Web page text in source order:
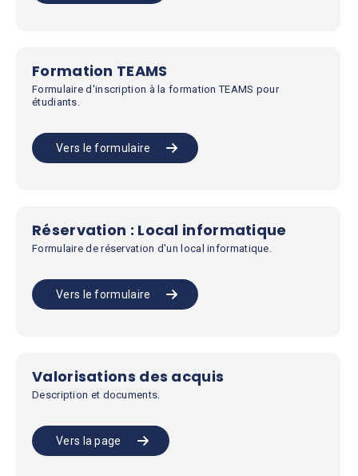
Formation TEAMS
Formulaire d'inscription à la formation TEAMS pour
étudiants.
Vers le formulaire
Réservation : Local informatique
Formulaire de réservation d'un local informatique.
Vers le formulaire
Valorisations des acquis
Description et documents.
Vers la page